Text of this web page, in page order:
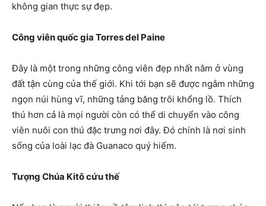
không gian thực sự đẹp.
Công viên quốc gia Torres del Paine
Đây là một trong những công viên đẹp nhất nằm ở vùng
đất tận cùng của thế giới. Khi tới bạn sẽ được ngắm những
ngọn núi hùng vĩ, những tảng băng trôi khổng lồ. Thích
thú hơn cả là mọi người còn có thể di chuyển vào công
viên nuôi con thú đặc trưng nơi đây. Đó chính là nơi sinh
sống của loài lạc đà Guanaco quý hiếm.
Tượng Chúa Kitô cứu thế